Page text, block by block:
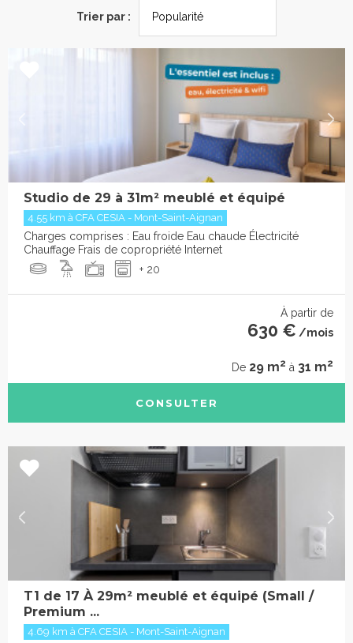
Trier par :
Studio de 29 à 31m² meublé et équipé
4.55 km à CFA CESIA - Mont-Saint-Aignan
Charges comprises : Eau froide Eau chaude Électricité
Chauffage Frais de copropriété Internet
+ 20
À partir de
630 € /mois
De 29 m2 à 31 m2
CONSULTER
T1 de 17 À 29m² meublé et équipé (Small /
Premium ...
4.69 km à CFA CESIA - Mont-Saint-Aignan